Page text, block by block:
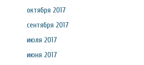
октября 2017
сентября 2017
июля 2017
июня 2017